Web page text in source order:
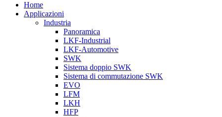
Home
Applicazioni
Industria
Panoramica
LKF-Industrial
LKF-Automotive
SWK
Sistema doppio SWK
Sistema di commutazione SWK
EVO
LFM
LKH
HFP